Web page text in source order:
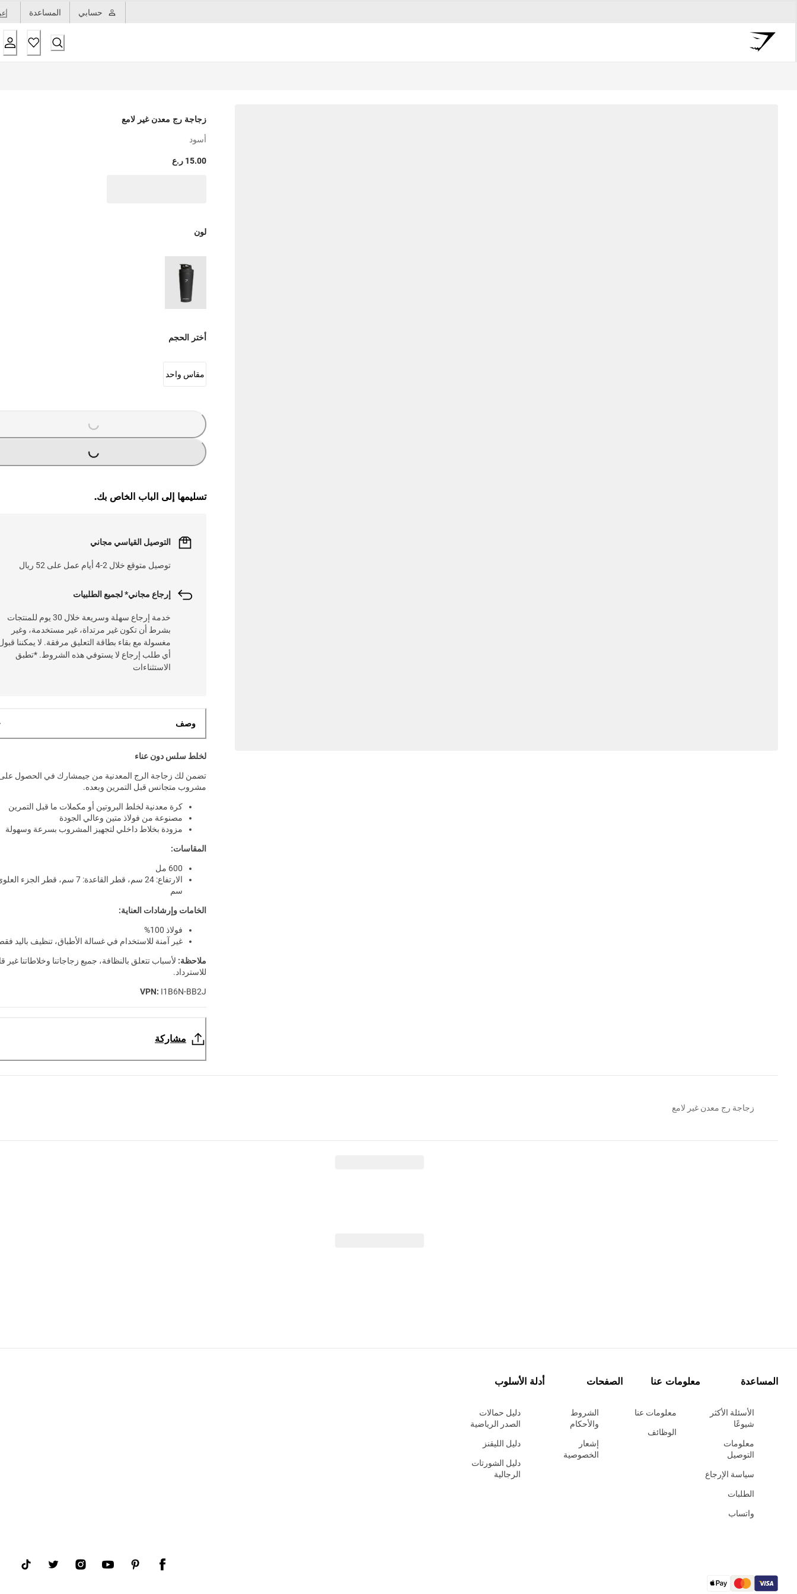
حسابي المساعدة
زجاجة رج معدن غير لامع
أسود
15.00 ر.ع
لون
أختر الحجم
مقاس واحد
G
.
G
.
تسليمها إلى الباب الخاص بك.
التوصيل القياسي مجاني
توصيل متوقع خلال 2-4 أيام عمل على 52 ريال
إرجاع مجاني* لجميع الطلبيات
خدمة إرجاع سهلة وسريعة خلال 30 يوم للمنتجات
بشرط أن تكون غير مرتداة، غير مستخدمة، وغير
مغسولة مع بقاء بطاقة التعليق مرفقة. لا يمكننا
أي طلب إرجاع لا يستوفي هذه الشروط. *تطبق
الاستثناءات
وصف
لخلط سلس دون عناء
تضمن لك زجاجة الرج المعدنية من جيمشارك في الحصول
مشروب متجانس قبل التمرين وبعده.
كرة معدنية لخلط البروتين أو مكملات ما قبل التمرين
مصنوعة من فولاذ متين وعالي الجودة
مزودة بخلاط داخلي لتجهيز المشروب بسرعة وسهولة
المقاسات:
600 مل
سم
الخامات وإرشادات العناية:
فولاذ 100%
غير آمنة للاستخدام في غسالة الأطباق، تنظيف باليد
ملاحظة: لأسباب تتعلق بالنظافة، جميع زجاجاتنا وخلاطاتنا غير
للاسترداد.
VPN: I1B6N-BB2J
مشاركة
زجاجة رج معدن غير لامع
المساعدة
الأسئلة الأكثر
شيوعًا
معلومات
التوصيل
سياسة الإرجاع
الطلبات
واتساب
معلومات عنا
معلومات عنا
الوظائف
الصفحات
الشروط
والأحكام
إشعار
الخصوصية
أدلة الأسلوب
دليل حمالات
الصدر الرياضية
دليل الليقنز
دليل الشورتات
الرجالية